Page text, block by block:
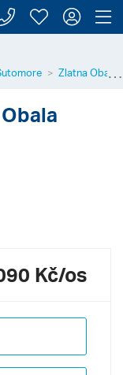
Zavolejte
Moje
⋯
Zlatna Obala
Kč/os